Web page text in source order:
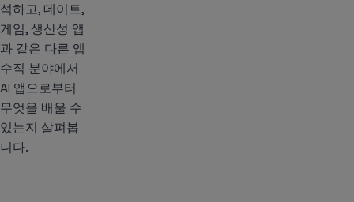
석하고, 데이트,
게임, 생산성 앱
과 같은 다른 앱
수직 분야에서
AI 앱으로부터
무엇을 배울 수
있는지 살펴봅
니다.